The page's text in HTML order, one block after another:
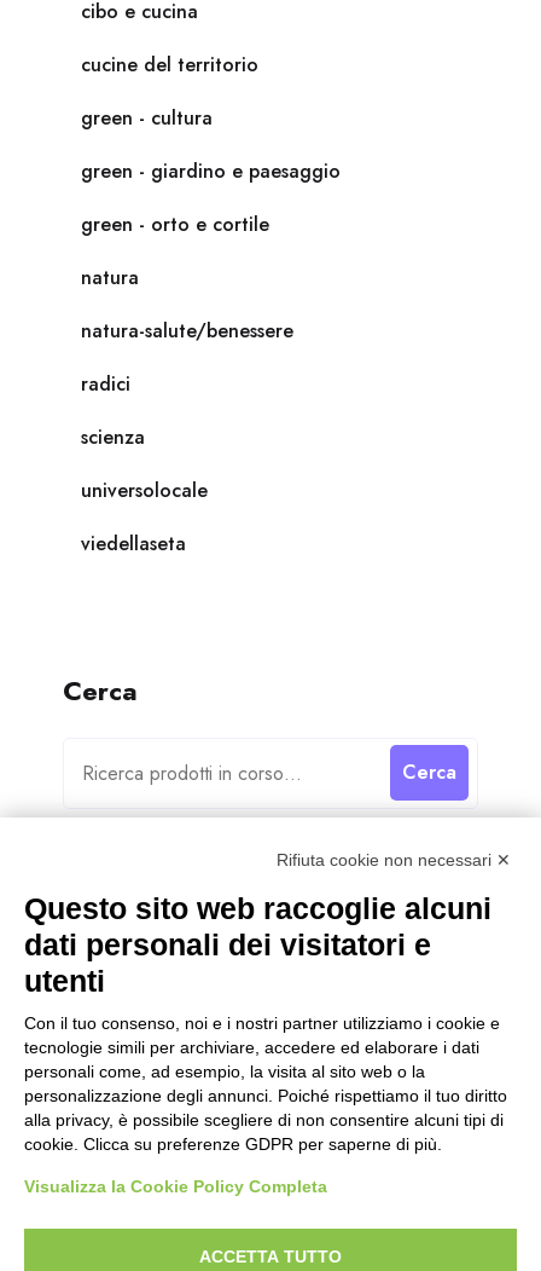
cibo e cucina
cucine del territorio
green - cultura
green - giardino e paesaggio
green - orto e cortile
natura
natura-salute/benessere
radici
scienza
universolocale
viedellaseta
Cerca
Cerca
Categorie
Categorie
Rifiuta cookie non necessari ✕
Questo sito web raccoglie alcuni
dati personali dei visitatori e
utenti
Con il tuo consenso, noi e i nostri partner utilizziamo i cookie e
tecnologie simili per archiviare, accedere ed elaborare i dati
personali come, ad esempio, la visita al sito web o la
personalizzazione degli annunci. Poiché rispettiamo il tuo diritto
alla privacy, è possibile scegliere di non consentire alcuni tipi di
cookie. Clicca su preferenze GDPR per saperne di più.
Visualizza la Cookie Policy Completa
ACCETTA TUTTO